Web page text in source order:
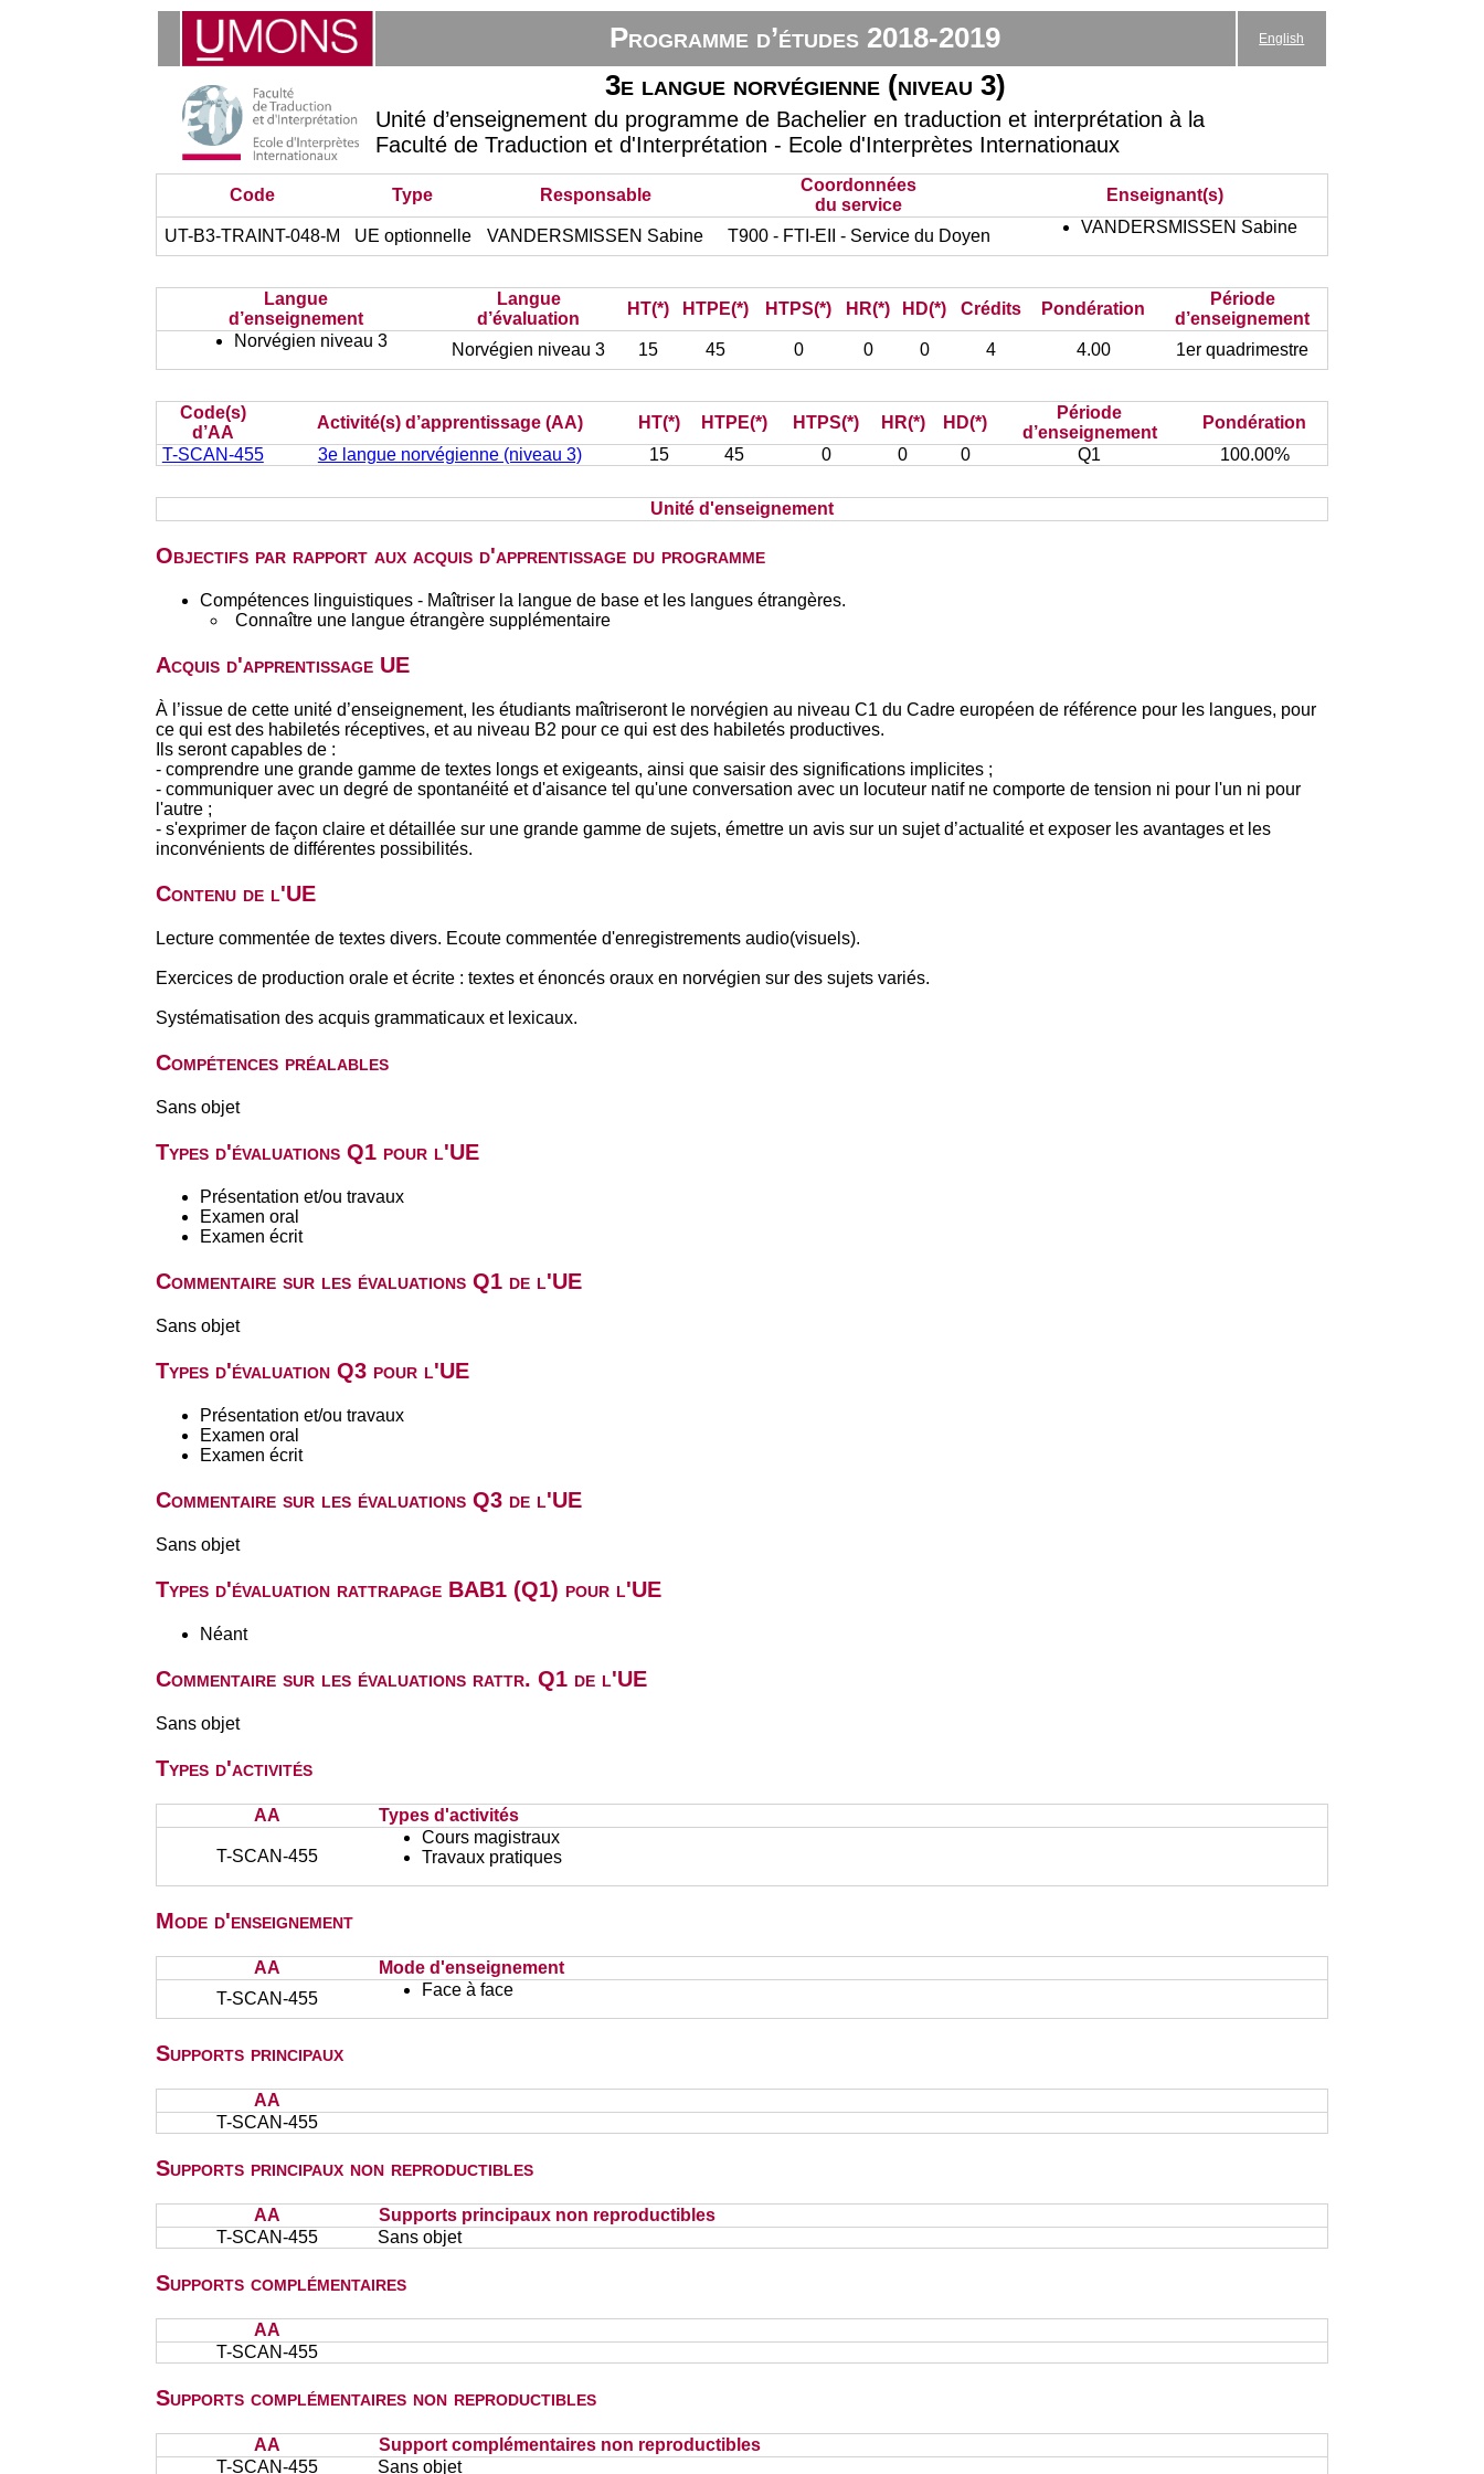
Programme d’études 2018-2019 English
3e langue norvégienne (niveau 3)
Unité d’enseignement du programme de Bachelier en traduction et interprétation à la
Faculté de Traduction et d'Interprétation - Ecole d'Interprètes Internationaux
Code Type Responsable
Coordonnées
du service
Enseignant(s)
UT-B3-TRAINT-048-M UE optionnelle VANDERSMISSEN Sabine T900 - FTI-EII - Service du Doyen VANDERSMISSEN Sabine
Langue
d’enseignement
Langue
d’évaluation
HT(*) HTPE(*) HTPS(*) HR(*) HD(*) Crédits Pondération
Période
d’enseignement
Norvégien niveau 3
Norvégien niveau 3 15 45 0 0 0 4 4.00 1er quadrimestre
Code(s)
d’AA
Activité(s) d’apprentissage (AA) HT(*) HTPE(*) HTPS(*) HR(*) HD(*)
Période
d’enseignement
Pondération
T-SCAN-455
3e langue norvégienne (niveau 3) 15 45 0 0 0 Q1 100.00%
Unité d'enseignement
Objectifs par rapport aux acquis d'apprentissage du programme
Compétences linguistiques - Maîtriser la langue de base et les langues étrangères.
Connaître une langue étrangère supplémentaire
Acquis d'apprentissage UE
À l’issue de cette unité d’enseignement, les étudiants maîtriseront le norvégien au niveau C1 du Cadre européen de référence pour les langues, pour
ce qui est des habiletés réceptives, et au niveau B2 pour ce qui est des habiletés productives.
Ils seront capables de :
- comprendre une grande gamme de textes longs et exigeants, ainsi que saisir des significations implicites ;
- communiquer avec un degré de spontanéité et d'aisance tel qu'une conversation avec un locuteur natif ne comporte de tension ni pour l'un ni pour
l'autre ;
- s'exprimer de façon claire et détaillée sur une grande gamme de sujets, émettre un avis sur un sujet d’actualité et exposer les avantages et les
inconvénients de différentes possibilités.
Contenu de l'UE
Lecture commentée de textes divers. Ecoute commentée d'enregistrements audio(visuels).
Exercices de production orale et écrite : textes et énoncés oraux en norvégien sur des sujets variés.
Systématisation des acquis grammaticaux et lexicaux.
Compétences préalables
Sans objet
Types d'évaluations Q1 pour l'UE
Présentation et/ou travaux
Examen oral
Examen écrit
Commentaire sur les évaluations Q1 de l'UE
Sans objet
Types d'évaluation Q3 pour l'UE
Présentation et/ou travaux
Examen oral
Examen écrit
Commentaire sur les évaluations Q3 de l'UE
Sans objet
Types d'évaluation rattrapage BAB1 (Q1) pour l'UE
Néant
Commentaire sur les évaluations rattr. Q1 de l'UE
Sans objet
Types d'activités
AA Types d'activités
T-SCAN-455
Cours magistraux
Travaux pratiques
Mode d'enseignement
AA
Mode d'enseignement
T-SCAN-455
Face à face
Supports principaux
AA
T-SCAN-455
Supports principaux non reproductibles
AA
Supports principaux non reproductibles
T-SCAN-455
Sans objet
Supports complémentaires
AA
T-SCAN-455
Supports complémentaires non reproductibles
AA
Support complémentaires non reproductibles
T-SCAN-455
Sans objet